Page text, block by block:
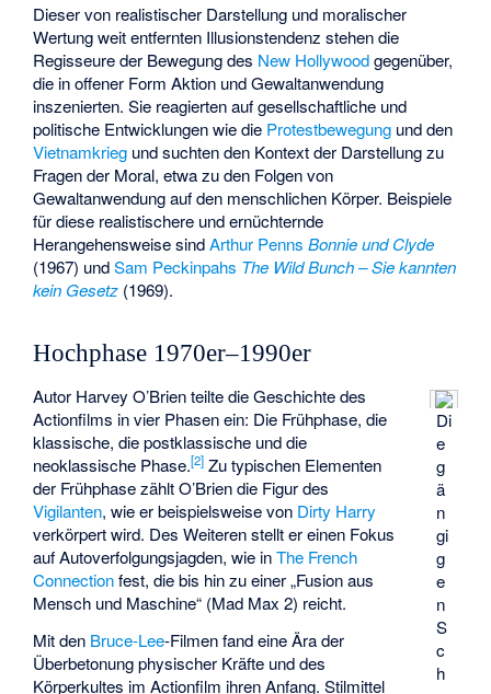
Dieser von realistischer Darstellung und moralischer
Wertung weit entfernten Illusionstendenz stehen die
Regisseure der Bewegung des New Hollywoodgegenüber,
die in offener Form Aktion und Gewaltanwendung
inszenierten. Sie reagierten auf gesellschaftliche und
politische Entwicklungen wie die Protestbewegung und den
Vietnamkrieg und suchten den Kontext der Darstellung zu
Fragen der Moral, etwa zu den Folgen von
Gewaltanwendung auf den menschlichen Körper. Beispiele
für diese realistischere und ernüchternde
Herangehensweise sindArthur Penns Bonnie und Clyde
(1967) undSam Peckinpahs The Wild Bunch – Sie kannten
kein Gesetz (1969).
Hochphase 1970er–1990er
Di
e
g
ä
n
gi
g
e
n
S
c
h
Autor Harvey O’Brien teilte die Geschichte des
Actionfilms in vier Phasen ein: Die Frühphase, die
klassische, die postklassische und die
neoklassische Phase.[2] Zu typischen Elementen
der Frühphase zählt O’Brien die Figur des
Vigilanten, wie er beispielsweise von Dirty Harry
verkörpert wird. Des Weiteren stellt er einen Fokus
auf Autoverfolgungsjagden, wie inThe French
Connectionfest, die bis hin zu einer „Fusion aus
Mensch und Maschine“ (Mad Max 2) reicht.
Mit den Bruce-Lee-Filmen fand eine Ära der
Überbetonung physischer Kräfte und des
Körperkultes im Actionfilm ihren Anfang. Stilmittel